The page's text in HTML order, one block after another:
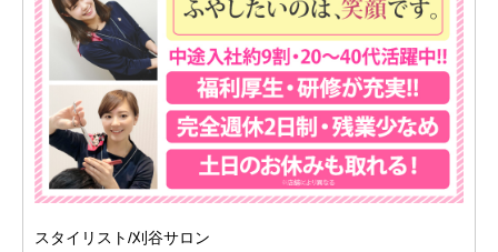
スタイリスト/刈谷サロン